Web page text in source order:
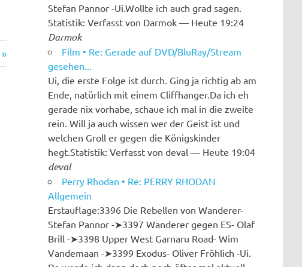
Stefan Pannor -Ui.Wollte ich auch grad sagen.
Statistik: Verfasst von Darmok — Heute 19:24
Darmok
Film • Re: Gerade auf DVD/BluRay/Stream
gesehen...
Ui, die erste Folge ist durch. Ging ja richtig ab am
Ende, natürlich mit einem Cliffhanger.Da ich eh
gerade nix vorhabe, schaue ich mal in die zweite
rein. Will ja auch wissen wer der Geist ist und
welchen Groll er gegen die Königskinder
hegt.Statistik: Verfasst von deval — Heute 19:04
deval
Perry Rhodan • Re: PERRY RHODAN
Allgemein
Erstauflage:3396 Die Rebellen von Wanderer-
Stefan Pannor -➤︎3397 Wanderer gegen ES- Olaf
Brill -➤︎3398 Upper West Garnaru Road- Wim
Vandemaan -➤︎3399 Exodus- Oliver Fröhlich -Ui.